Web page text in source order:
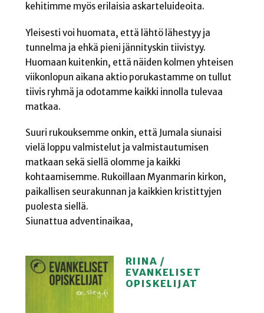
kehitimme myös erilaisia askarteluideoita.
Yleisesti voi huomata, että lähtö lähestyy ja
tunnelma ja ehkä pieni jännityskin tiivistyy.
Huomaan kuitenkin, että näiden kolmen yhteisen
viikonlopun aikana aktio porukastamme on tullut
tiivis ryhmä ja odotamme kaikki innolla tulevaa
matkaa.
Suuri rukouksemme onkin, että Jumala siunaisi
vielä loppu valmistelut ja valmistautumisen
matkaan sekä siellä olomme ja kaikki
kohtaamisemme. Rukoillaan Myanmarin kirkon,
paikallisen seurakunnan ja kaikkien kristittyjen
puolesta siellä.
Siunattua adventinaikaa,
RIINA /
EVANKELISET
OPISKELIJAT